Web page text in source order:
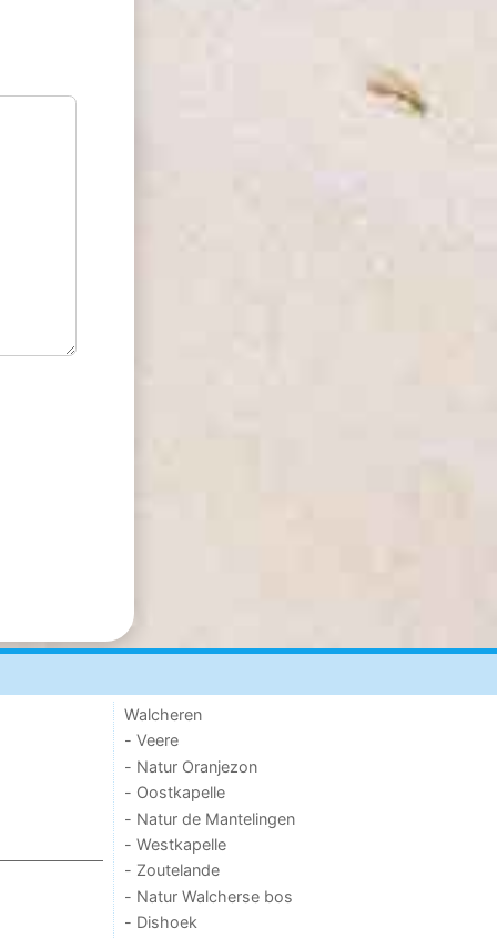
Walcheren
- Veere
- Natur Oranjezon
- Oostkapelle
- Natur de Mantelingen
- Westkapelle
- Zoutelande
- Natur Walcherse bos
- Dishoek